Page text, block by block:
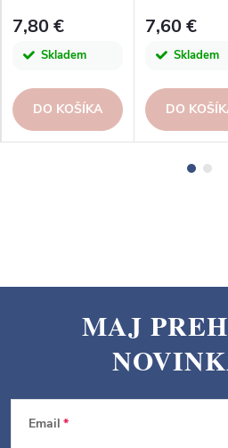
7,80 €
Skladem
DO KOŠÍKA
7,60 €
Skladem
DO
p
MAJ
Email